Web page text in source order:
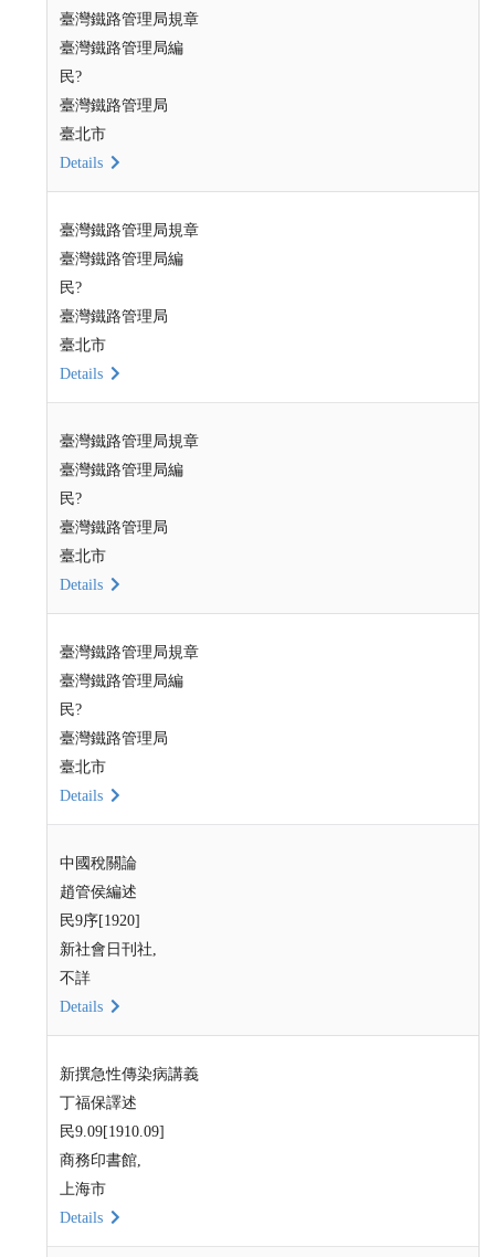
臺灣鐵路管理局規章
臺灣鐵路管理局編
民?
臺灣鐵路管理局
臺北市
Details
臺灣鐵路管理局規章
臺灣鐵路管理局編
民?
臺灣鐵路管理局
臺北市
Details
臺灣鐵路管理局規章
臺灣鐵路管理局編
民?
臺灣鐵路管理局
臺北市
Details
臺灣鐵路管理局規章
臺灣鐵路管理局編
民?
臺灣鐵路管理局
臺北市
Details
中國稅關論
趙管侯編述
民9序[1920]
新社會日刊社,
不詳
Details
新撰急性傳染病講義
丁福保譯述
民9.09[1910.09]
商務印書館,
上海市
Details